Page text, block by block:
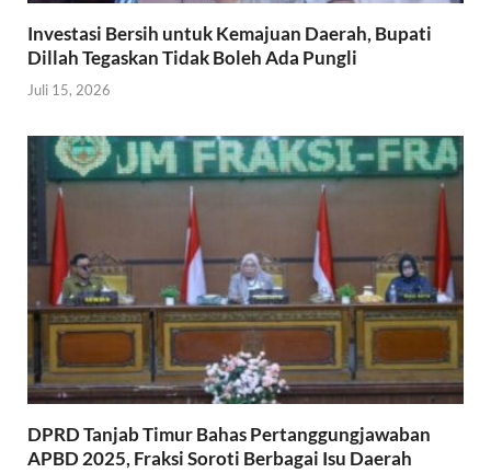
Investasi Bersih untuk Kemajuan Daerah, Bupati
Dillah Tegaskan Tidak Boleh Ada Pungli
Juli 15, 2026
DPRD Tanjab Timur Bahas Pertanggungjawaban
APBD 2025, Fraksi Soroti Berbagai Isu Daerah